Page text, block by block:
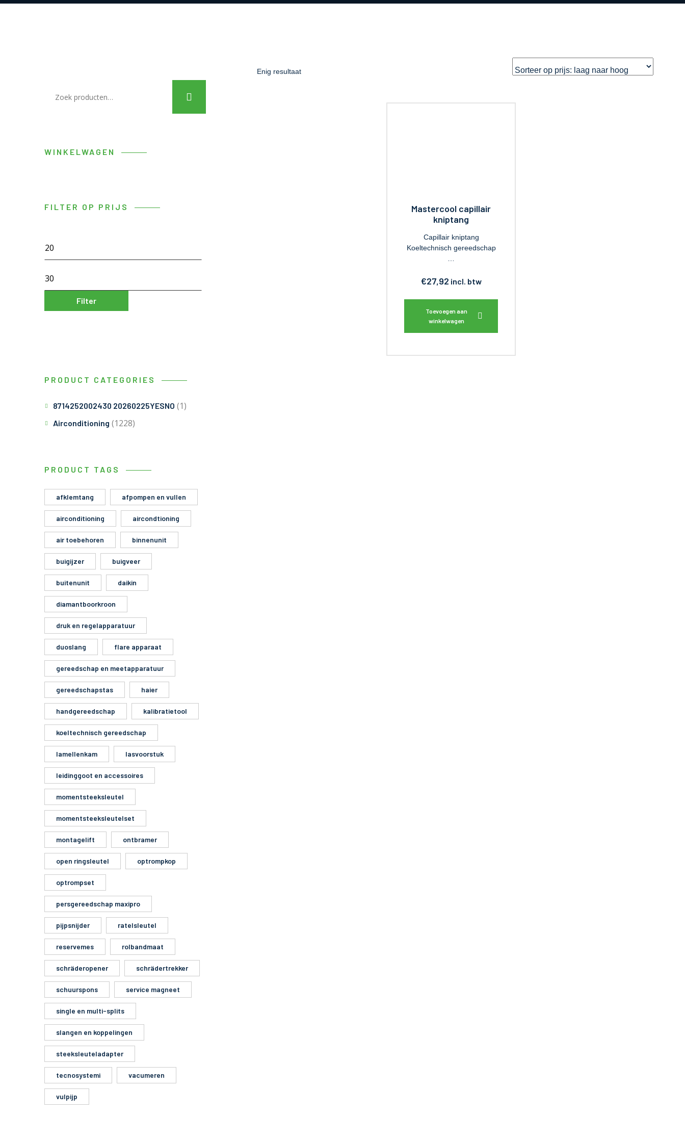
Enig resultaat
Mastercool capillair
kniptang
Capillair kniptang
Koeltechnisch gereedschap
€27,92 incl. btw
Toevoegen aan
winkelwagen
WINKELWAGEN
FILTER OP PRIJS
Filter
PRODUCT CATEGORIES
8714252002430 20260225YESNO (1)
Airconditioning (1228)
PRODUCT TAGS
afklemtang afpompen en vullen
airconditioning aircondtioning
air toebehoren binnenunit
buigijzer buigveer
buitenunit daikin
diamantboorkroon
druk en regelapparatuur
duoslang flare apparaat
gereedschap en meetapparatuur
gereedschapstas haier
handgereedschap kalibratietool
koeltechnisch gereedschap
lamellenkam lasvoorstuk
leidinggoot en accessoires
momentsteeksleutel
momentsteeksleutelset
montagelift ontbramer
open ringsleutel optrompkop
optrompset
persgereedschap maxipro
pijpsnijder ratelsleutel
reservemes rolbandmaat
schräderopener schrädertrekker
schuurspons service magneet
single en multi-splits
slangen en koppelingen
steeksleuteladapter
tecnosystemi vacumeren
vulpijp